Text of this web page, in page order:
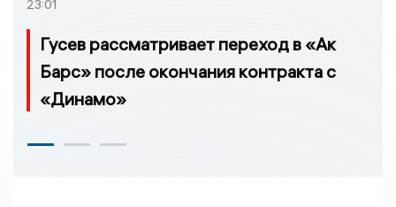
23:01
Гусев рассматривает переход в «Ак
Барс» после окончания контракта с
«Динамо»